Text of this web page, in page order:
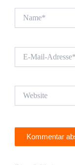
Mail-